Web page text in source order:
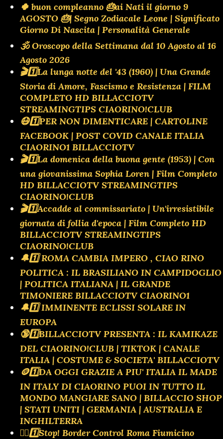
🍀 buon compleanno 🎂ai Nati il giorno 9
AGOSTO 🎂| Segno Zodiacale Leone | Significato
Giorno Di Nascita | Personalità Generale
🕉 Oroscopo della Settimana dal 10 Agosto al 16
Agosto 2026
🎬1️⃣La lunga notte del '43 (1960) | Una Grande
Storia di Amore, Fascismo e Resistenza | FILM
COMPLETO HD BILLACCIOTV
STREAMINGTIPS CIAORINO!CLUB
😷1️⃣PER NON DIMENTICARE | CARTOLINE
FACEBOOK | POST COVID CANALE ITALIA
CIAORINO1 BILLACCIOTV
🎬1️⃣La domenica della buona gente (1953) | Con
una giovanissima Sophia Loren | Film Completo
HD BILLACCIOTV STREAMINGTIPS
CIAORINO!CLUB
🎬1️⃣Accadde al commissariato | Un'irresistibile
giornata di follia d'epoca | Film Completo HD
BILLACCIOTV STREAMINGTIPS
CIAORINO!CLUB
🔔1️⃣ ROMA CAMBIA IMPERO , CIAO RINO
POLITICA : IL BRASILIANO IN CAMPIDOGLIO
| POLITICA ITALIANA | IL GRANDE
TIMONIERE BILLACCIOTV CIAORINO1
🔔1️⃣ IMMINENTE ECLISSI SOLARE IN
EUROPA
🔞1️⃣BILLACCIOTV PRESENTA : IL KAMIKAZE
DEL CIAORINO!CLUB | TIKTOK | CANALE
ITALIA | COSTUME & SOCIETA' BILLACCIOTV
🪙1️⃣DA OGGI GRAZIE A PIU' ITALIA IL MADE
IN ITALY DI CIAORINO PUOI IN TUTTO IL
MONDO MANGIARE SANO | BILLACCIO SHOP
| STATI UNITI | GERMANIA | AUSTRALIA E
INGHILTERRA
👮‍♂️1️⃣Stop! Border Control Roma Fiumicino